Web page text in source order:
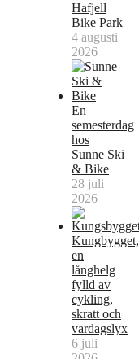
Hafjell
Bike Park
4 augusti
2026
En
semesterdag
hos
Sunne Ski
& Bike
28 juli
2026
Kungbygget,
en
långhelg
fylld av
cykling,
skratt och
vardagslyx
6 juli